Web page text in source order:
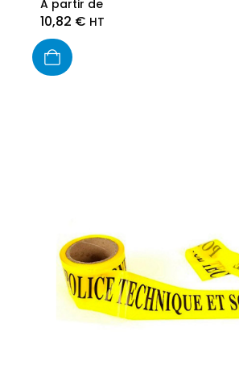
A partir de
10,82 € HT